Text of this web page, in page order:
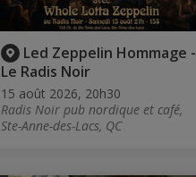
Led Zeppelin Hommage -
Le Radis Noir
15 août 2026, 20h30
Radis Noir pub nordique et café,
Ste-Anne-des-Lacs, QC